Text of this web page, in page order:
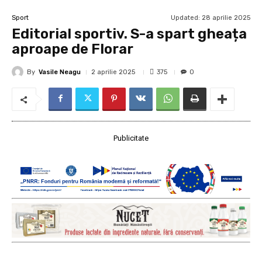
Sport Updated: 28 aprilie 2025
Editorial sportiv. S-a spart gheața
aproape de Florar
By Vasile Neagu 2 aprilie 2025 375 0
Publicitate